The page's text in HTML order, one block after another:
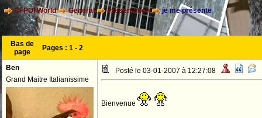
CFPOI World General Présentation je me présente
Bas de
page
Pages : 1 - 2
Ben
Grand Maitre Italianissime
Posté le 03-01-2007 à 12:27:08
Bienvenue